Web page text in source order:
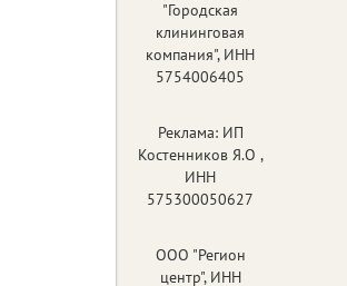
"Городская
клининговая
компания", ИНН
5754006405
Реклама: ИП
Костенников Я.О ,
ИНН
575300050627
ООО "Регион
центр", ИНН